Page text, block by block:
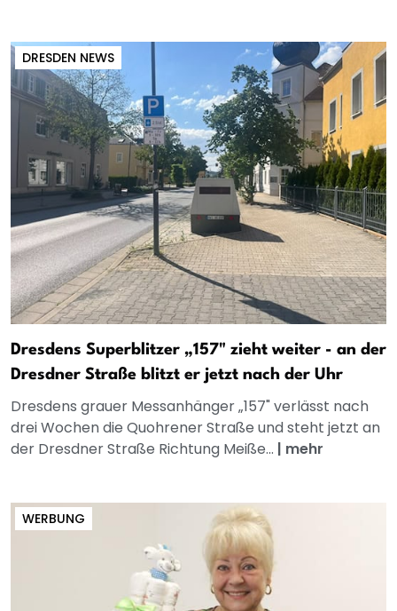
DRESDEN NEWS
Dresdens Superblitzer „157" zieht weiter - an der
Dresdner Straße blitzt er jetzt nach der Uhr
Dresdens grauer Messanhänger „157" verlässt nach
drei Wochen die Quohrener Straße und steht jetzt an
der Dresdner Straße Richtung Meiße... | mehr
WERBUNG